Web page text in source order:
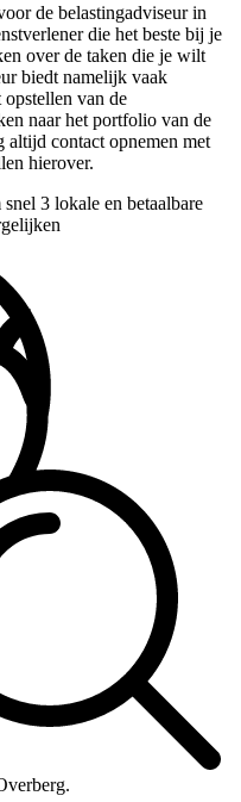
de belastingadviseur in
die het beste bij je
over de taken die je wilt
biedt namelijk vaak
van de
naar het portfolio van de
altijd contact opnemen met
hierover.
snel 3 lokale en betaalbare